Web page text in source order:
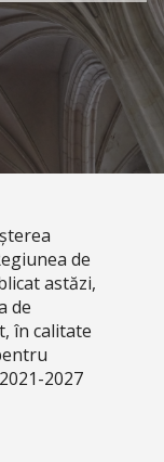
de
astăzi,
de
în calitate
2027